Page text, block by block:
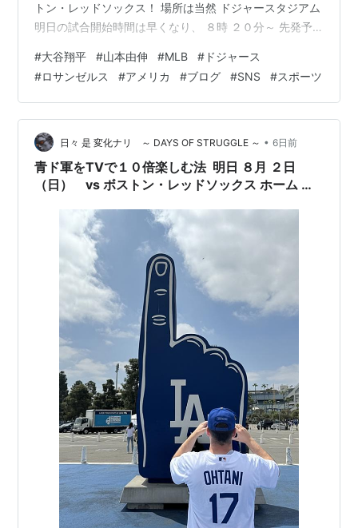
トン・レッドソックス！ 場所は当然 ドジャースタジアム
明日の試合開始時間は早くなり、 ８時 ２０分～ 先発予
みじゃの〜！
#大谷翔平 #山本由伸 #MLB # ドジャース
#ロサンゼルス #アメリカ #ブログ #SNS #スポーツ
日々 是 変化ナリ ～ DAYS OF STRUGGLE ～ • 6日前
青ド軍をTVで１０倍楽しむ法 明日 ８月 ２日
（日） vs ボストン・レッドソックス ホーム 第